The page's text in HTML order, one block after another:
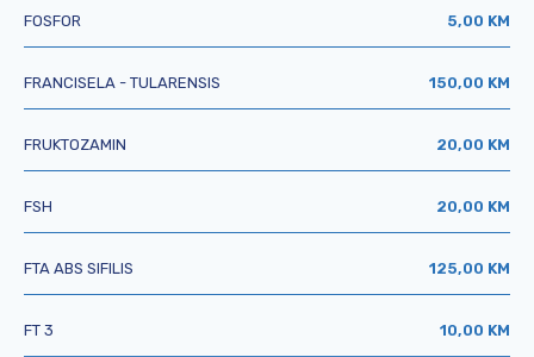
FOSFOR 5,00 KM
FRANCISELA - TULARENSIS 150,00 KM
FRUKTOZAMIN 20,00 KM
FSH 20,00 KM
FTA ABS SIFILIS 125,00 KM
FT 3 10,00 KM